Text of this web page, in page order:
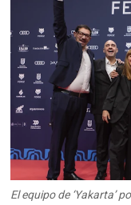
El equipo de ‘Yakarta’